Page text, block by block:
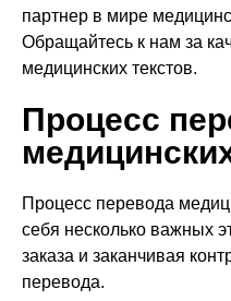
партнер в мире
Обращайтесь к нам за
медицинских текстов.
Процесс
Процесс перевода
себя несколько важных
заказа и заканчивая
перевода.